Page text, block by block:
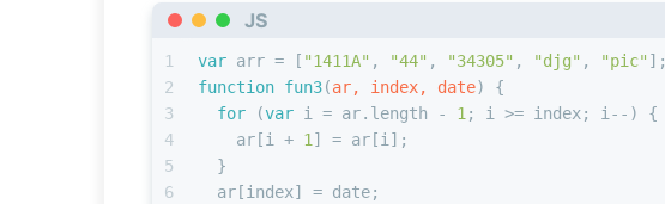
JS
1
2
3
4
5
6
var arr = [ "1411A" , "44" , "34305" , "djg" , "pic" ];
function fun3(ar, index, date) {
for (var i = ar. length - 1; i >= index; i--) {
    ar[i +
1] = ar[i];
  }
  ar[index] = date;